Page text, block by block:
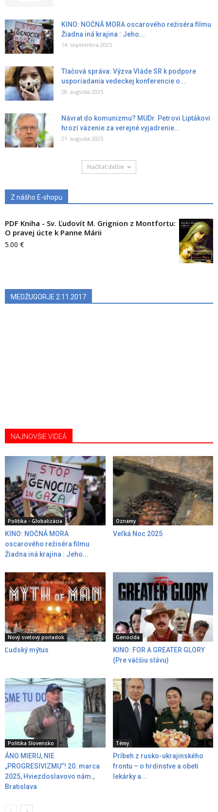
KINO: NOČNÁ MORA oscarového režiséra filmu
Žiadna iná krajina : Jeho...
14. septembra 2025
Tlačová správa: Výzva Vláde SR k podpore
usporiadania vedeckej konferencie o...
28. augusta 2025
Návrat do komunizmu? MUDr. Petrovi Liptákovi
hrozí väzenie za verejné vyjadrenie...
21. augusta 2025
Načítať ďalšie
Z nášho E-shopu
PDF Kniha - Sv. Ľudovít M. Grignion z Montfortu:
O pravej úcte k Panne Márii
5.00 €
MEDŽUGORJE 2.11.2017
NAJNOVŠIE VIDEÁ
Politika - Globalizácia
KINO: NOČNÁ MORA
oscarového režiséra filmu
Žiadna iná krajina : Jeho...
Oznamy
Veľká Noc 2025
Nový svetový poriadok
Ľudský mýtus
Genocída
KINO: FOR A GREATER GLORY
(Pre väčšiu slávu)
Politika Slovensko
ÁNO MIERU, NIE
„PROGRESIVIZMU“! 20. marca
2025, Hviezdoslavovo nám.,
Bratislava
Témy
Príbeh z rusko-ukrajinského
frontu – o hrdinstve a obeti
lekárky a...